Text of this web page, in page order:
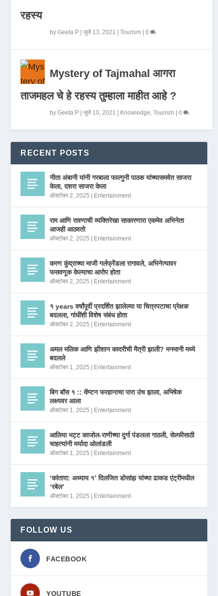
रहस्य
byGeeta P |जुलै 13, 2021 |Tourism |0
Mystery of Tajmahal आगरा
ताजमहल चे हे रहस्य तुम्हाला माहीत आहे ?
byGeeta P |जुलै 10, 2021 Knowledge,Tourism |0
RECENT POSTS
नीता अंबानी यांनी गरबाला फाल्गुनी पाठक यांच्यासमवेत साजरा
केला, दशरा साजरा केला
ऑक्टोबर 2, 2025 Entertainment
राम आणि रावणाची व्यक्तिरेखा साकारणारा एकमेव अभिनेता
आजही आठवतो
ऑक्टोबर 2, 2025 Entertainment
करण कुंद्राच्या माजी गर्लफ्रेंडला रागावले, अभिनेत्यावर
फसवणूक केल्याचा आरोप होता
ऑक्टोबर 2, 2025 Entertainment
१ years वर्षांपूर्वी प्रदर्शित झालेल्या या चित्रपटाचा प्रेक्षक
बदलला, गांधींशी विशेष संबंध होता
ऑक्टोबर 2, 2025 Entertainment
अमल मलिक आणि झीशान कादरीची मैत्री झाली? मनमानी मध्ये
बदलले
ऑक्टोबर 1, 2025 Entertainment
बिग बॉस १ :: कॅप्टन फरहानाचा पारा उंच झाला, अभिषेक
लक्ष्यवर आला
ऑक्टोबर 1, 2025 Entertainment
आलिया भट्ट काजोल-राणीच्या दुर्गा पंडलला गाठली, सेल्फीसाठी
चाहत्यांनी मर्यादा ओलांडली
ऑक्टोबर 1, 2025 Entertainment
‘कांतारा: अध्याय १’ दिलजित डोसांझ यांच्या ढाकड एंट्रीमधील
‘रबेल’
ऑक्टोबर 1, 2025 Entertainment
FOLLOW US
FACEBOOK
YOUTUBE